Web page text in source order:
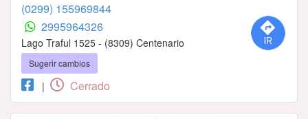
(0299) 155969844
2995964326
Lago Traful 1525 - (8309) Centenario
Sugerir cambios
| Cerrado